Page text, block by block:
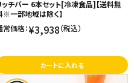
ッチバー 6本セット[冷凍食品]【送料無
※一部地域は除く】
常価格：¥3,938（税込）
カートに入れる